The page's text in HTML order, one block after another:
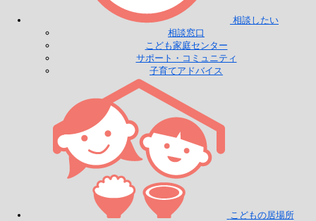
相談したい
相談窓口
こども家庭センター
サポート・コミュニティ
子育てアドバイス
こどもの居場所